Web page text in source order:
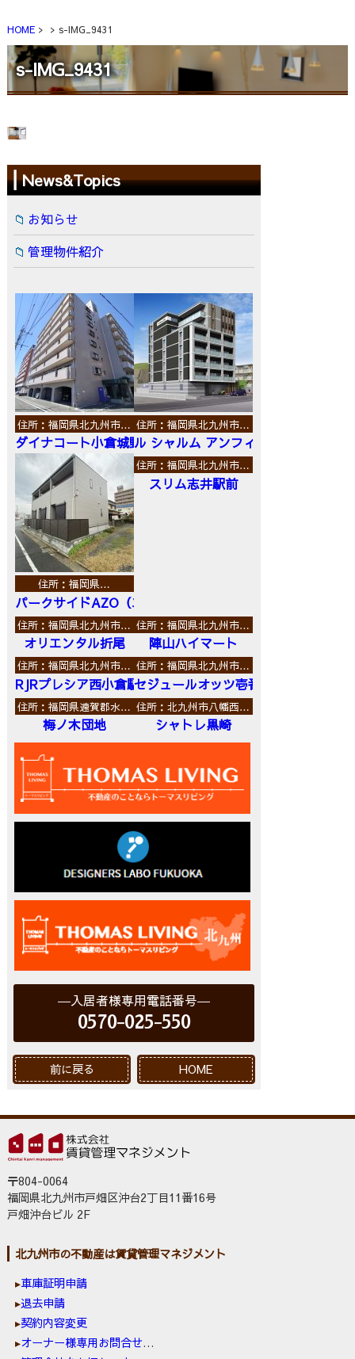
HOME s-IMG_9431
s-IMG_9431
News&Topics
お知らせ
管理物件紹介
住所：福岡県北九州市…
ダイナコート小倉城野
住所：福岡県北九州市…
ル シャルム アンフィニ
住所：福岡県…
パークサイドAZO（エーゼットオー）
住所：福岡県北九州市…
スリム志井駅前
住所：福岡県北九州市…
オリエンタル折尾
住所：福岡県北九州市…
陣山ハイマート
住所：福岡県北九州市…
RJRプレシア西小倉駅前
住所：福岡県北九州市…
セジュールオッツ壱番館
住所：福岡県遠賀郡水…
梅ノ木団地
住所：北九州市八幡西…
シャトレ黒崎
入居者様専用電話番号
0570-025-550
前に戻る HOME
〒804-0064
福岡県北九州市戸畑区沖台2丁目11番16号
戸畑沖台ビル 2F
北九州市の不動産は賃貸管理マネジメント
車庫証明申請
退去申請
契約内容変更
オーナー様専用お問合せ窓口